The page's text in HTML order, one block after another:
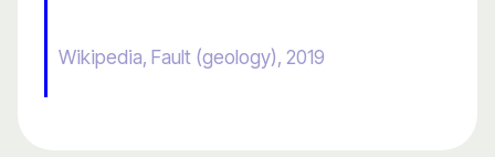
Wikipedia, Fault (geology), 2019